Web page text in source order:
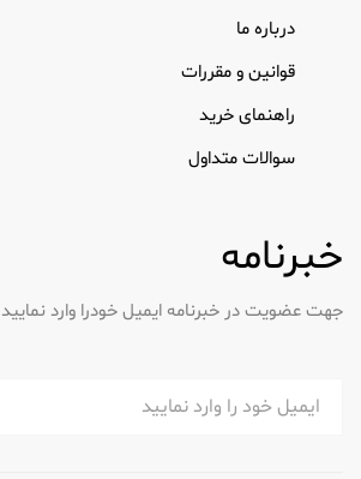
درباره ما
قوانین و مقررات
راهنمای خرید
سوالات متداول
خبرنامه
جهت عضویت در خبرنامه ایمیل خودرا وارد نمایید